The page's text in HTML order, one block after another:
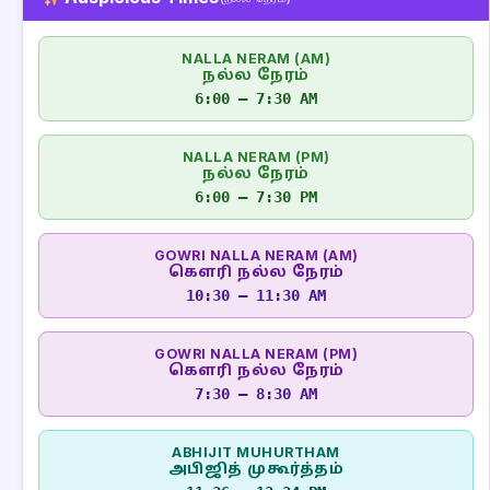
NALLA NERAM (AM)
நல்ல நேரம்
6:00 – 7:30 AM
NALLA NERAM (PM)
நல்ல நேரம்
6:00 – 7:30 PM
GOWRI NALLA NERAM (AM)
கௌரி நல்ல நேரம்
10:30 – 11:30 AM
GOWRI NALLA NERAM (PM)
கௌரி நல்ல நேரம்
7:30 – 8:30 AM
ABHIJIT MUHURTHAM
அபிஜித் முகூர்த்தம்